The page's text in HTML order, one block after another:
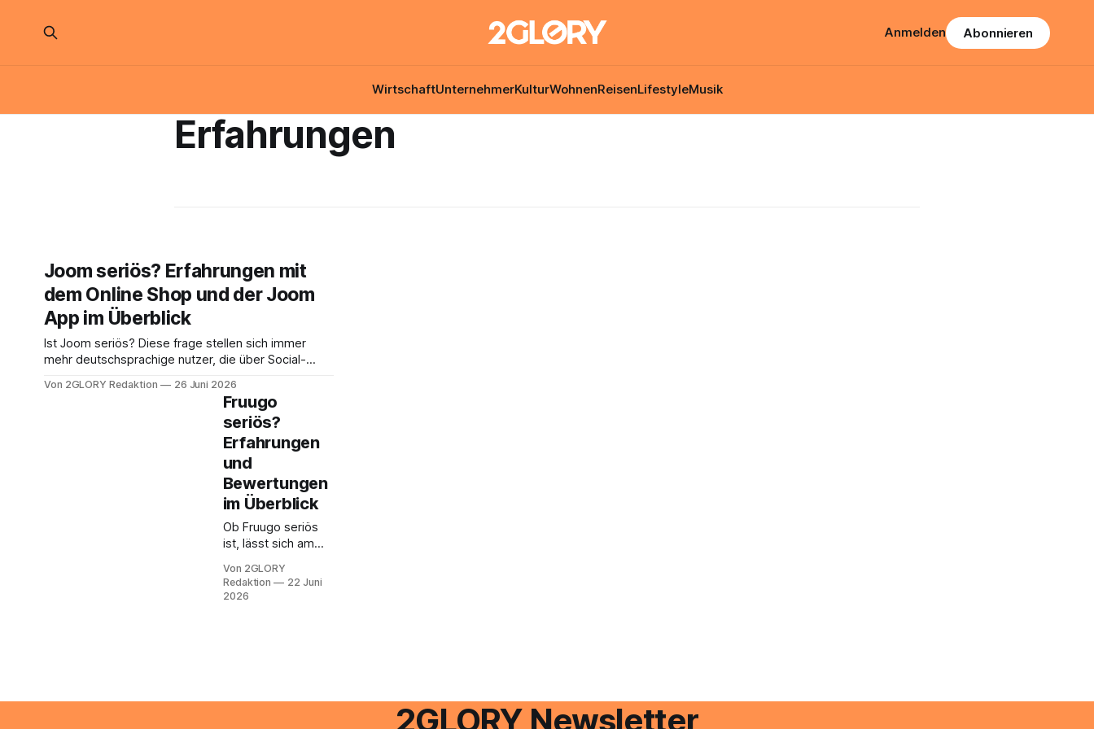
WirtschaftUnternehmerKulturWohnenReisenLifestyleMusik
Anmelden Abonnieren
Erfahrungen
Joom seriös? Erfahrungen mit
dem Online Shop und der Joom
App im Überblick
Ist Joom seriös? Diese frage stellen sich immer
mehr deutschsprachige nutzer, die über Social-
Plattform stoßen. Die extrem günstigen preisen und
die riesige auswahl wirken verlockend, doch was
steckt wirklich dahinter? Dieser artikel fasst die
wichtigsten erfahrung und bewertungen zusammen,
Von 2GLORY Redaktion 26 Juni 2026
Fruugo
seriös?
Erfahrungen
und
Bewertungen
im Überblick
Ob Fruugo seriös
ist, lässt sich am
Bewertungsdaten
und die
Portalen. Der
Von 2GLORY
Redaktion
22 Juni
2026
2GLORY Newsletter